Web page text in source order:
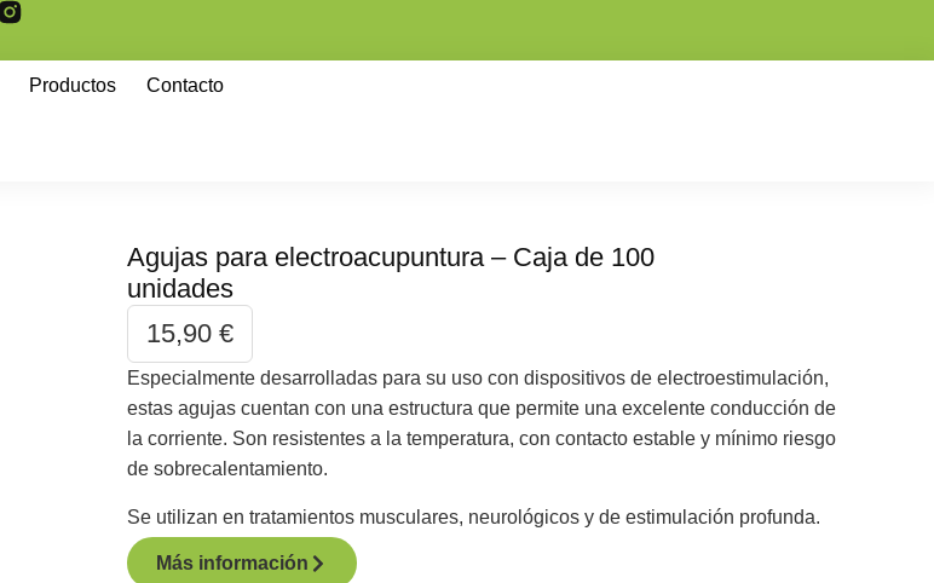
Productos Contacto
Agujas para electroacupuntura – Caja de 100
unidades
15,90 €
Especialmente desarrolladas para su uso con dispositivos de electroestimulación,
estas agujas cuentan con una estructura que permite una excelente conducción de
la corriente. Son resistentes a la temperatura, con contacto estable y mínimo riesgo
de sobrecalentamiento.
Se utilizan en tratamientos musculares, neurológicos y de estimulación profunda.
Más información